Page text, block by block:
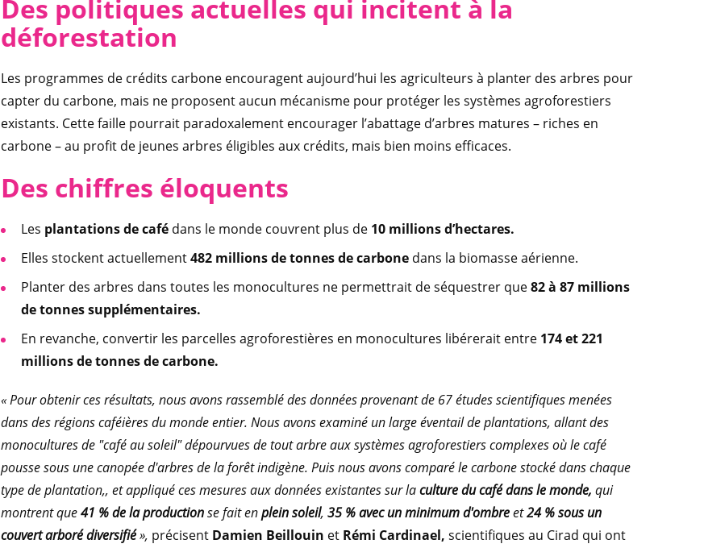
Des politiques actuelles qui incitent à la
déforestation
Les programmes de crédits carbone encouragent aujourd’hui les agriculteurs à planter des arbres pour
capter du carbone, mais ne proposent aucun mécanisme pour protéger les systèmes agroforestiers
existants. Cette faille pourrait paradoxalement encourager l’abattage d’arbres matures – riches en
carbone – au profit de jeunes arbres éligibles aux crédits, mais bien moins efficaces.
Des chiffres éloquents
Les plantations de café dans le monde couvrent plus de 10 millions d’hectares.
Elles stockent actuellement482 millions de tonnes de carbone dans la biomasse aérienne.
Planter des arbres dans toutes les monocultures ne permettrait de séquestrer que82 à 87 millions
de tonnes supplémentaires.
En revanche, convertir les parcelles agroforestières en monocultures libérerait entre 174 et 221
millions de tonnes de carbone.
« Pour obtenir ces résultats, nous avons rassemblé des données provenant de 67 études scientifiques menées
dans des régions caféières du monde entier. Nous avons examiné un large éventail de plantations, allant des
monocultures de "café au soleil" dépourvues de tout arbre aux systèmes agroforestiers complexes où le café
pousse sous une canopée d'arbres de la forêt indigène. Puis nous avons comparé le carbone stocké dans chaque
type de plantation,, et appliqué ces mesures aux données existantes sur laculture du café dans le monde, qui
montrent que41 % de la productionse fait enplein soleil, 35 % avec un minimum d'ombreet24 % sous un
couvert arboré diversifié», précisent Damien Beillouin et Rémi Cardinael, scientifiques au Cirad qui ont